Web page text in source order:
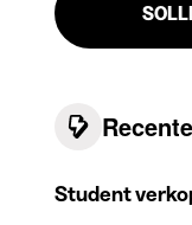
Student